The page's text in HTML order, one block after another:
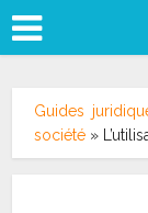
Guides
société »